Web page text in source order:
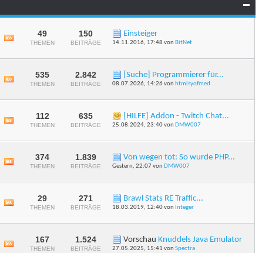
RSS-
dieses
anzeigen
49
THEMEN
150
BEITRÄGE
Einsteiger
14.11.2016, 17:48 von BitNet
RSS-
dieses
anzeigen
535
THEMEN
2.842
BEITRÄGE
[Suche] Programmierer für...
08.07.2026, 14:26von htmlsyofmed
RSS-
dieses
anzeigen
112
THEMEN
635
BEITRÄGE
[HILFE] Addon - Twitch Chat...
25.08.2024,23:40von DMW007
RSS-
dieses
anzeigen
374
THEMEN
1.839
BEITRÄGE
Von wegen tot: So wurde PHP...
Gestern,22:07von DMW007
RSS-
dieses
anzeigen
29
THEMEN
271
BEITRÄGE
Brawl Stats RE Traffic...
18.03.2019, 12:40von Integer
RSS-
167
THEMEN
1.524
BEITRÄGE
Vorschau Knuddels Java Emulator
27.05.2025, 15:41 vonSpectra